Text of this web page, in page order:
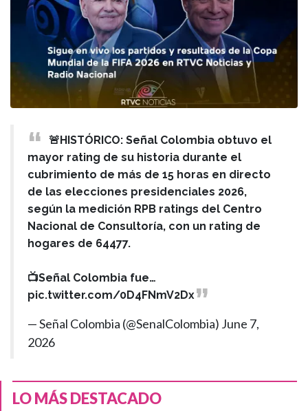
🚨HISTÓRICO: Señal Colombia obtuvo el
mayor rating de su historia durante el
cubrimiento de más de 15 horas en directo
de las elecciones presidenciales 2026,
según la medición RPB ratings del Centro
Nacional de Consultoría, con un rating de
hogares de 64477.
📺Señal Colombia fue…
pic.twitter.com/0D4FNmV2Dx
— Señal Colombia (@SenalColombia) June 7,
2026
LO MÁS DESTACADO